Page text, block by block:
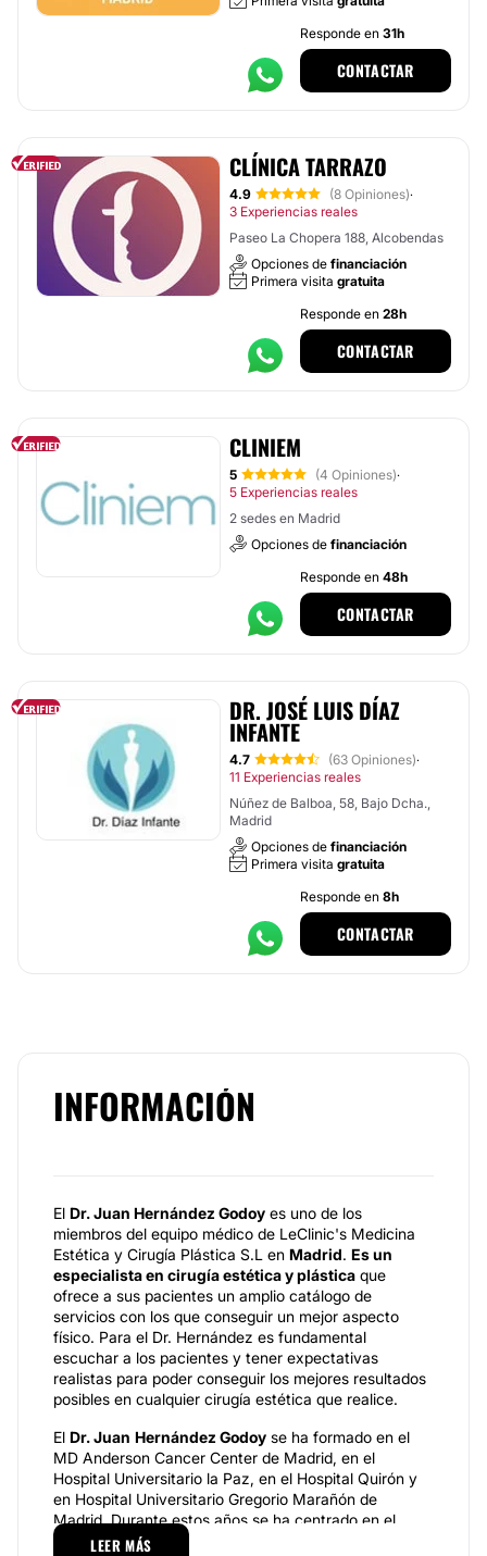
Responde en 31h
CONTACTAR
CLÍNICA TARRAZO
4.9 (8 Opiniones)·
3 Experiencias reales
Paseo La Chopera 188, Alcobendas
Opciones de financiación
Primera visita gratuita
Responde en 28h
CONTACTAR
CLINIEM
5 (4 Opiniones)·
5 Experiencias reales
2 sedes en Madrid
Opciones de financiación
Responde en 48h
CONTACTAR
DR. JOSÉ LUIS DÍAZ
INFANTE
4.7 (63 Opiniones)·
11 Experiencias reales
Núñez de Balboa, 58, Bajo Dcha.,
Madrid
Opciones de financiación
Primera visita gratuita
Responde en 8h
CONTACTAR
INFORMACIÓN
El Dr. Juan Hernández Godoy es uno de los
miembros del equipo médico de LeClinic's Medicina
Estética y Cirugía Plástica S.L en Madrid. Es un
especialista en cirugía estética y plástica que
ofrece a sus pacientes un amplio catálogo de
servicios con los que conseguir un mejor aspecto
físico. Para el Dr. Hernández es fundamental
escuchar a los pacientes y tener expectativas
realistas para poder conseguir los mejores resultados
posibles en cualquier cirugía estética que realice.
El Dr. Juan Hernández Godoy se ha formado en el
MD Anderson Cancer Center de Madrid, en el
Hospital Universitario la Paz, en el Hospital Quirón y
en Hospital Universitario Gregorio Marañón de
Madrid. Durante estos años se ha centrado en el
Servicio de Cirugía Plástica, Reparadora y
LEER MÁS